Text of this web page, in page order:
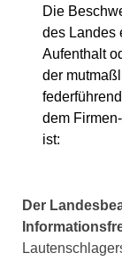
Die
des Landes
Aufenthalt
der
dem
ist:
Der